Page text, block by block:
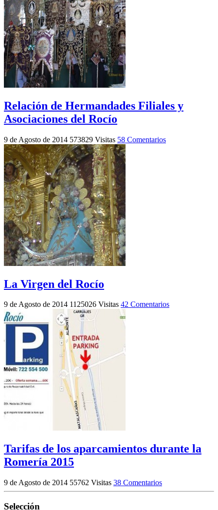
Relación de Hermandades Filiales y
Asociaciones del Rocío
9 de Agosto de 2014 573829 Visitas 58 Comentarios
La Virgen del Rocío
9 de Agosto de 2014 1125026 Visitas 42 Comentarios
Tarifas de los aparcamientos durante la
Romería 2015
9 de Agosto de 2014 55762 Visitas 38 Comentarios
Selección